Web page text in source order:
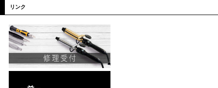
リンク